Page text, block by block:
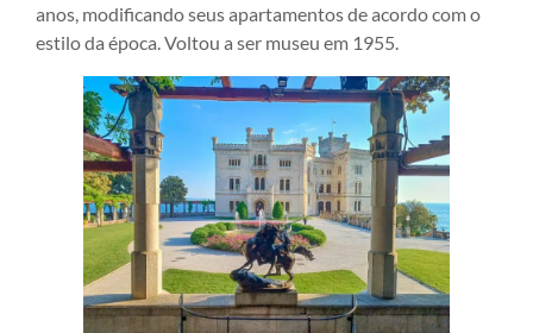
anos, modificando seus apartamentos de acordo com o
estilo da época. Voltou a ser museu em 1955.